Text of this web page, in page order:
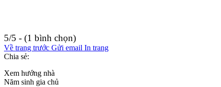
5/5 - (1 bình chọn)
Về trang trước Gửi email In trang
Chia sẻ:
Xem hướng nhà
Năm sinh gia chủ